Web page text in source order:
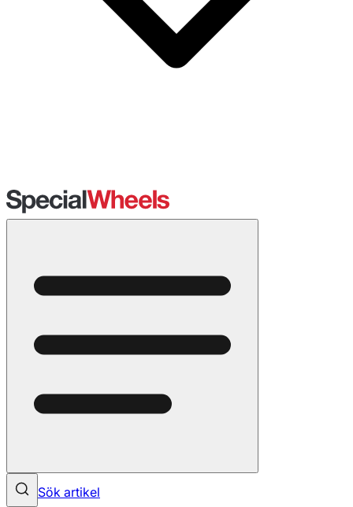
Sök artikel